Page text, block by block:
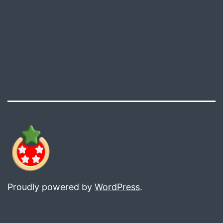
Proudly powered by WordPress.